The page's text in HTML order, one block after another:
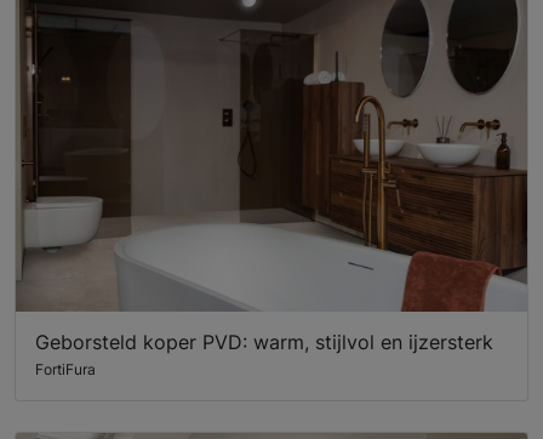
Geborsteld koper PVD: warm, stijlvol en ijzersterk
FortiFura